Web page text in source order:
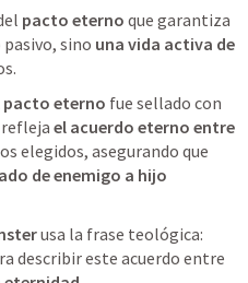
pacto eterno que garantiza
sino una vida activa de
pacto eterno fue sellado con
el acuerdo eterno entre
elegidos, asegurando que
de enemigo a hijo